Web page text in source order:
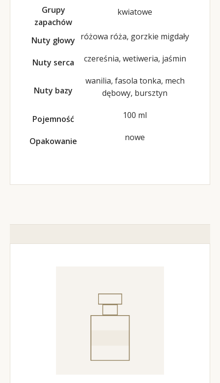
Grupy
zapachów
kwiatowe
Nuty głowy różowa róża, gorzkie migdały
Nuty serca czereśnia, wetiweria, jaśmin
Nuty bazy
wanilia, fasola tonka, mech
dębowy, bursztyn
Pojemność 100 ml
Opakowanie nowe